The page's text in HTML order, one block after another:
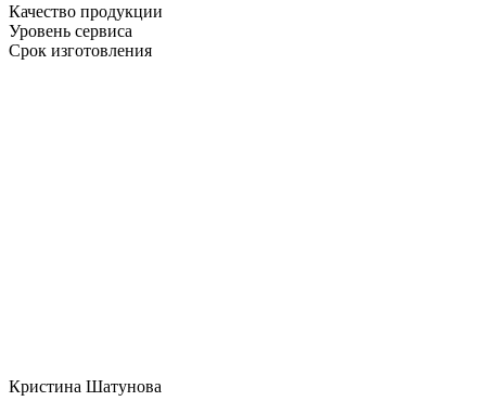
Качество продукции
Уровень сервиса
Срок изготовления
Кристина Шатунова